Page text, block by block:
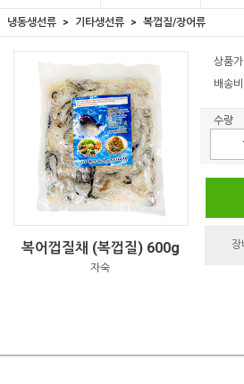
냉동생선류 기타생선류 복껍질/장어류
복어껍질채 (복껍질) 600g
자숙
상품가
배송비
수량
장